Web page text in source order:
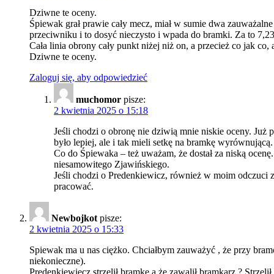
Dziwne te oceny.
Śpiewak grał prawie cały mecz, miał w sumie dwa
przeciwniku i to dosyć nieczysto i wpada do bramki. Za to
Cała linia obrony cały punkt niżej niż on, a przecież co jak
Dziwne te oceny.
Zaloguj się, aby odpowiedzieć
muchomor pisze:
2 kwietnia 2025 o 15:18
Jeśli chodzi o obronę nie dziwią mnie niskie oceny. Już
było lepiej, ale i tak mieli setkę na bramkę wyrównującą.
Co do Śpiewaka – też uważam, że dostał za niską
niesamowitego Zjawińskiego.
Jeśli chodzi o Predenkiewicz, również w moim odczuci
pracować.
Newbojkot pisze:
2 kwietnia 2025 o 15:33
Spiewak ma u nas ciężko. Chciałbym zauważyć , że przy
niekonieczne).